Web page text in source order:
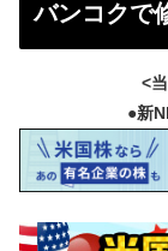
バンコクで
<
●新